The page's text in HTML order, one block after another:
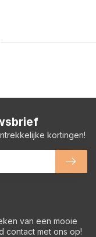
van een mooie
contact met ons op!
kortingen!